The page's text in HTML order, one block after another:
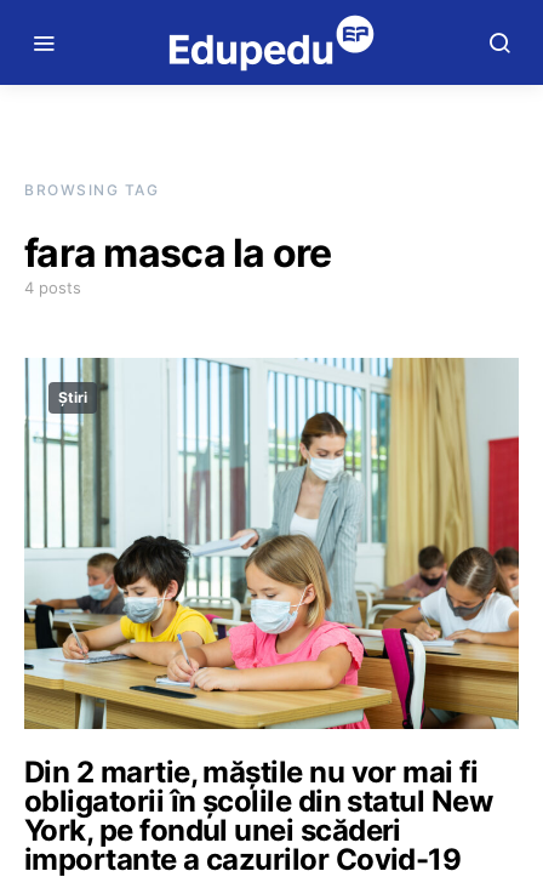
BROWSING TAG
fara masca la ore
4 posts
Știri
Din 2 martie, măștile nu vor mai fi
obligatorii în școlile din statul New
York, pe fondul unei scăderi
importante a cazurilor Covid-19